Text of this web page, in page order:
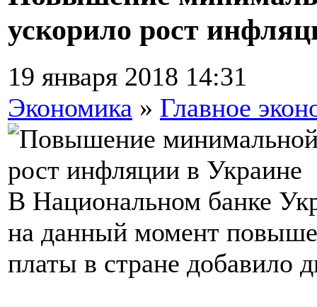
ускорило рост
19 января 2018 14:31
Экономика » Главное
В Национальном банке
на данный момент
платы в стране добавило